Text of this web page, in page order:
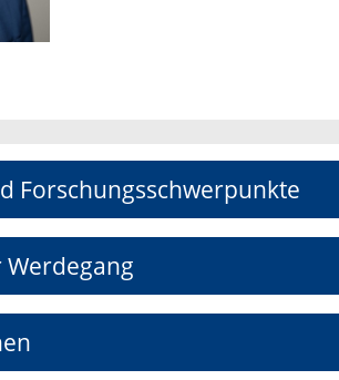
Forschungsschwerpunkte